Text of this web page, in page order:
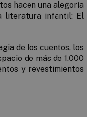
hacen una alegoría
literatura infantil: El
de los cuentos, los
de más de 1.000
y revestimientos